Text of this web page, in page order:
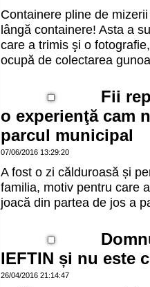
Containere pline de
lângă containere! Asta a
care a trimis şi o
ocupă de colectarea
Fii
o experienţă cam
parcul municipal
07/06/2016 13:29:20
A fost o zi călduroasă și
familia, motiv pentru care
joacă din partea de jos a
IEFTIN și nu este
26/04/2016 21:14:47